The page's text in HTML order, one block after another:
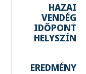
HAZAI
VENDÉG
IDŐPONT
HELYSZÍN
EREDMÉNY